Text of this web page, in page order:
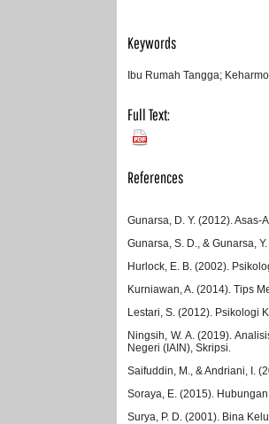
Keywords
Ibu Rumah Tangga;
Full Text:
PDF
References
Gunarsa, D. Y. (2012). Asas-
Gunarsa, S. D., & Gunarsa,
Hurlock, E. B. (2002).
Kurniawan, A. (2014). Tips
Lestari, S. (2012). Psikologi
Ningsih, W. A. (2019).
Negeri (IAIN), Skripsi.
Saifuddin, M., & Andriani, I.
Soraya, E. (2015).
Surya, P. D. (2001). Bina